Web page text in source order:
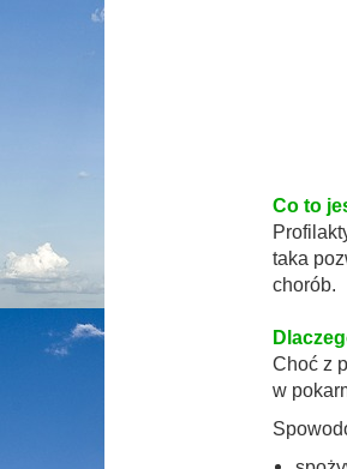
Co to
taka
chorób.
Choć z
w